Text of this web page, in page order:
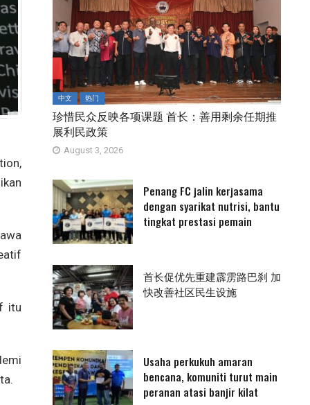
itu
中文 热门
珍惜民众反映各项课题 首长：善用剩余任期推
展利民政策
August 3, 2026
Penang FC jalin kerjasama
dengan syarikat nutrisi, bantu
tingkat prestasi pemain
首长促优先重建霹雳路巴刹 加
快改善社区民生设施
Usaha perkukuh amaran
bencana, komuniti turut main
peranan atasi banjir kilat